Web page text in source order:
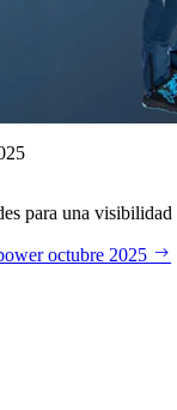
para una
octubre 2025